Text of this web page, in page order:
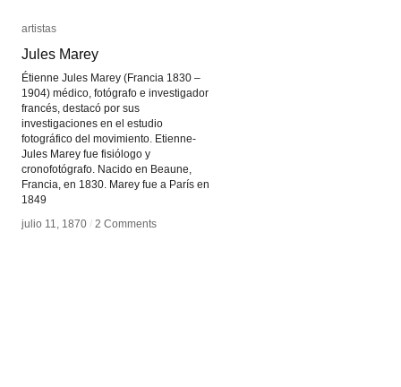
artistas
Jules Marey
Étienne Jules Marey (Francia 1830 –
1904) médico, fotógrafo e investigador
francés, destacó por sus
investigaciones en el estudio
fotográfico del movimiento. Etienne-
Jules Marey fue fisiólogo y
cronofotógrafo. Nacido en Beaune,
Francia, en 1830. Marey fue a París en
1849
julio 11, 1870 / 2 Comments
artistas
Jules Marey
julio 11, 1870 / 2 Comments